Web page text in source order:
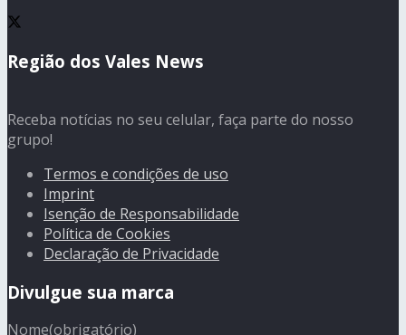
Região dos Vales News
Receba notícias no seu celular, faça parte do nosso
grupo!
Termos e condições de uso
Imprint
Isenção de Responsabilidade
Política de Cookies
Declaração de Privacidade
Divulgue sua marca
Nome(obrigatório)